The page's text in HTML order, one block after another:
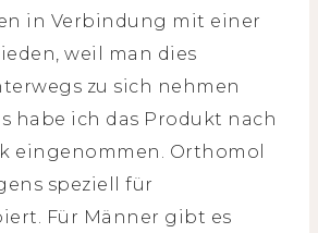
in Verbindung mit einer
weil man dies
zu sich nehmen
habe ich das Produkt nach
eingenommen. Orthomol
speziell für
Für Männer gibt es